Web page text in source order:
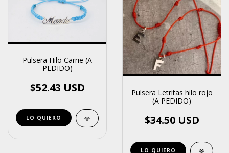
Pulsera Hilo Carrie (A
PEDIDO)
$52.43 USD
Pulsera Letritas hilo rojo
(A PEDIDO)
$34.50 USD